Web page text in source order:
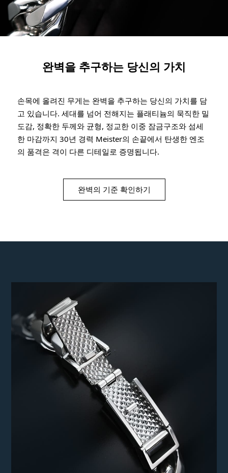
완벽을 추구하는 당신의 가치
손목에 올려진 무게는 완벽을 추구하는 당신의 가치를 담
고 있습니다. 세대를 넘어 전해지는 플래티늄의 묵직한 밀
도감, 정확한 두께와 균형, 정교한 이중 잠금구조와 섬세
한 마감까지 30년 경력 Meister의 손끝에서 탄생한 엔조
의 품격은 격이 다른 디테일로 증명됩니다.
완벽의 기준 확인하기